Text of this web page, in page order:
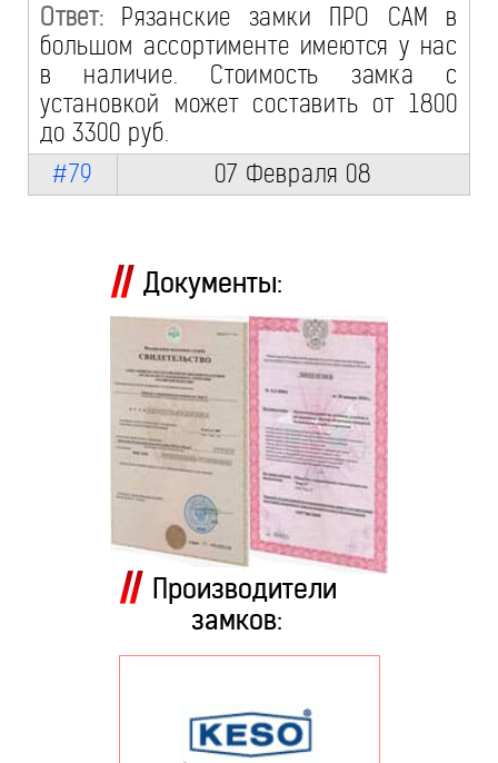
Ответ: Рязанские замки ПРО САМ в
большом ассортименте имеются у нас
в наличие. Стоимость замка с
установкой может составить от 1800
до 3300 руб.
#79
07 Февраля 08
Документы:
Производители
замков: